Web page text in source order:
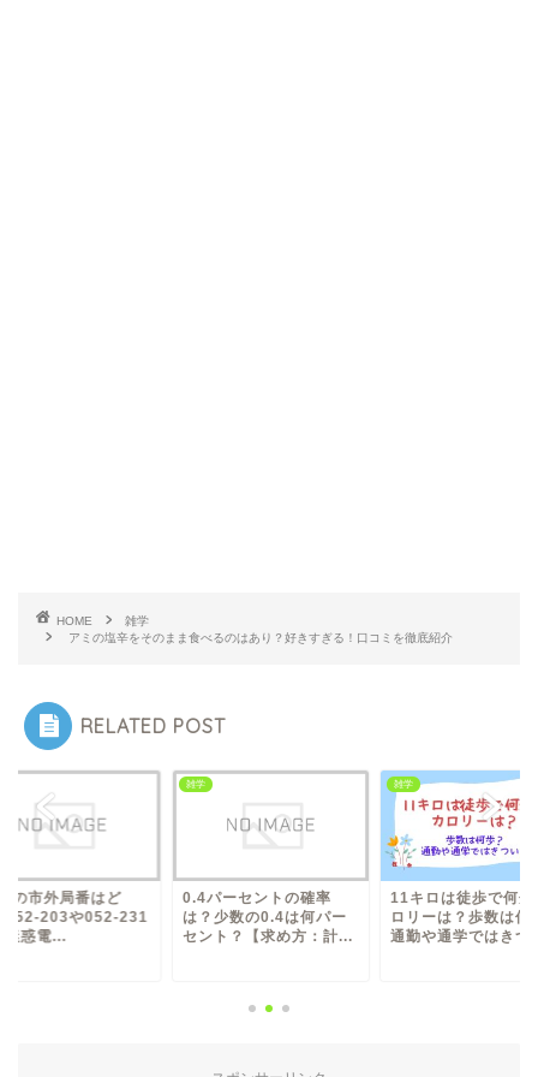
HOME
雑学
アミの塩辛をそのまま食べるのはあり？好きすぎる！口コミを徹底紹介
RELATED POST
の市外局番はど
052‐203や052‐231
迷惑電...
雑学
0.4パーセントの確率
は？少数の0.4は何パー
セント？【求め方：計...
雑学
11キロは徒歩で何分
ロリーは？歩数は何
通勤や通学ではきつ